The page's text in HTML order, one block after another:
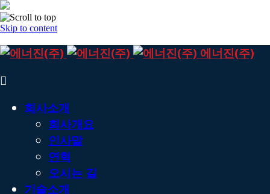
Skip to content
에너진(주)
회사소개
회사개요
인사말
연혁
오시는 길
기술소개